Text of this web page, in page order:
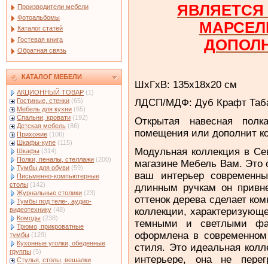
Производители мебели
Фотоальбомы
Каталог статей
Гостевая книга
Обратная связь
КАТАЛОГ МЕБЕЛИ
АКЦИОННЫЙ ТОВАР (1)
Гостиные, стенки (65)
Мебель для кухни (65)
Спальни, кровати (192)
Детская мебель (86)
Прихожие (106)
Шкафы-купе (115)
Шкафы (314)
Полки, пеналы, стеллажи (200)
Тумбы для обуви (59)
Письменно-компьютерные
столы (142)
Журнальные столики (23)
Тумбы под теле-, аудио-
видеотехнику (48)
Комоды (238)
Трюмо, прикроватные
тумбы (129)
Кухонные уголки, обеденные
группы (5)
Стулья, столы, вешалки
ШхГхВ: 135х18х20 см
ЛДСП/МДФ: Дуб Крафт
Открытая навесная
помещения или дополнит
Модульная коллекция в
магазине Мебель Вам. Это
ваш интерьер
длинным ручкам он
оттенок дерева сделает
коллекции,
темными и светлыми
оформлена в
стиля. Это идеальная
интерьере, она не